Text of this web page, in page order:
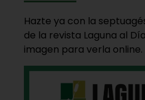
Hazte ya con la
de la revista Laguna al
imagen para verla online.